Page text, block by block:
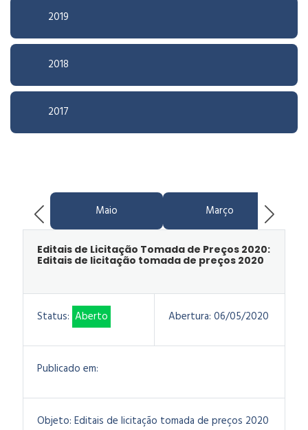
2019
2018
2017
Maio Março
Editais de Licitação Tomada de Preços 2020:
Editais de licitação tomada de preços 2020
Status: Aberto Abertura: 06/05/2020
Publicado em:
Objeto: Editais de licitação tomada de preços 2020